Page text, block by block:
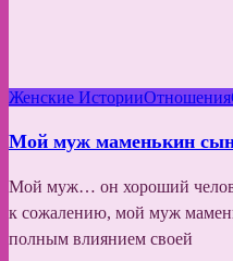
Женские ИсторииОтношения
Мой муж маменькин
Мой муж… он хороший
к сожалению, мой муж
полным влиянием своей